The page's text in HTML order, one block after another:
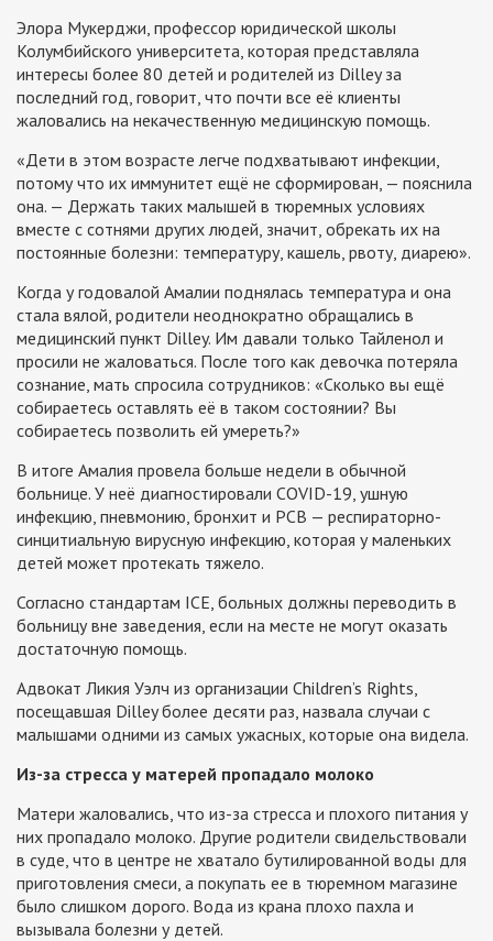
Элора Мукерджи, профессор юридической школы
Колумбийского университета, которая представляла
интересы более 80 детей и родителей из Dilley за
последний год, говорит, что почти все её клиенты
жаловались на некачественную медицинскую помощь.
«Дети в этом возрасте легче подхватывают инфекции,
потому что их иммунитет ещё не сформирован, — пояснила
она. — Держать таких малышей в тюремных условиях
вместе с сотнями других людей, значит, обрекать их на
постоянные болезни: температуру, кашель, рвоту, диарею».
Когда у годовалой Амалии поднялась температура и она
стала вялой, родители неоднократно обращались в
медицинский пункт Dilley. Им давали только Тайленол и
просили не жаловаться. После того как девочка потеряла
сознание, мать спросила сотрудников: «Сколько вы ещё
собираетесь оставлять её в таком состоянии? Вы
собираетесь позволить ей умереть?»
В итоге Амалия провела больше недели в обычной
больнице. У неё диагностировали COVID-19, ушную
инфекцию, пневмонию, бронхит и РСВ — респираторно-
синцитиальную вирусную инфекцию, которая у маленьких
детей может протекать тяжело.
Согласно стандартам ICE, больных должны переводить в
больницу вне заведения, если на месте не могут оказать
достаточную помощь.
Адвокат Ликия Уэлч из организации Children’s Rights,
посещавшая Dilley более десяти раз, назвала случаи с
малышами одними из самых ужасных, которые она видела.
Из-за стресса у матерей пропадало молоко
Матери жаловались, что из-за стресса и плохого питания у
них пропадало молоко. Другие родители свидельствовали
в суде, что в центре не хватало бутилированной воды для
приготовления смеси, а покупать ее в тюремном магазине
было слишком дорого. Вода из крана плохо пахла и
вызывала болезни у детей.